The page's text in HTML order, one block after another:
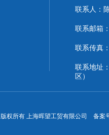
联系人：
联系邮箱
联系传真
联系地址
区）
版权所有 上海晖望工贸有限公司 备案